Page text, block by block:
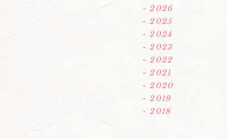
- 2026
- 2025
- 2024
- 2023
- 2022
- 2021
- 2020
- 2019
- 2018